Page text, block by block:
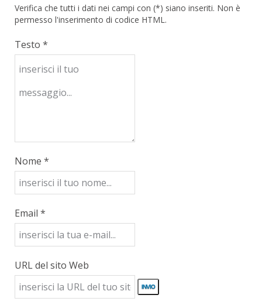
Verifica che tutti i dati nei campi con (*) siano inseriti. Non è
permesso l'inserimento di codice HTML.
Testo *
Nome *
Email *
URL del sito Web